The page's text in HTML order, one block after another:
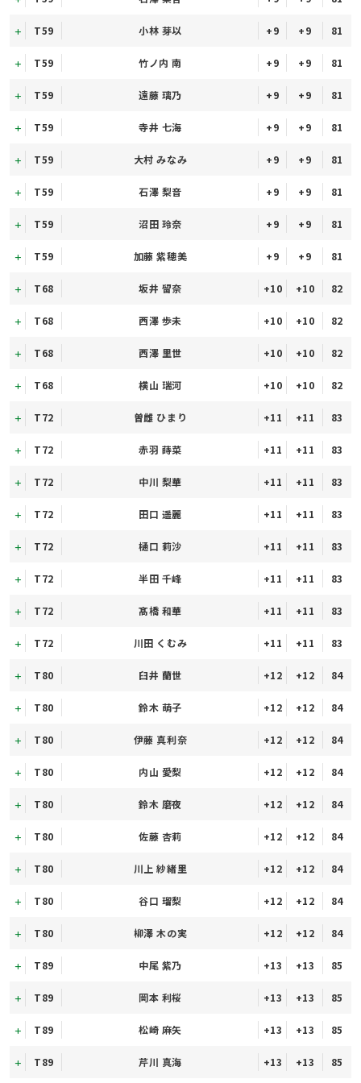
T59 小林 芽以 +9 +9 81
T59 竹ノ内 南 +9 +9 81
T59 遠藤 璃乃 +9 +9 81
T59 寺井 七海 +9 +9 81
T59 大村 みなみ +9 +9 81
T59 石澤 梨音 +9 +9 81
T59 沼田 玲奈 +9 +9 81
T59 加藤 紫穂美 +9 +9 81
T68 坂井 留奈 +10 +10 82
T68 西澤 歩未 +10 +10 82
T68 西澤 里世 +10 +10 82
T68 横山 瑞河 +10 +10 82
T72 曽雌 ひまり +11 +11 83
T72 赤羽 蒔菜 +11 +11 83
T72 中川 梨華 +11 +11 83
T72 田口 遥麗 +11 +11 83
T72 樋口 莉沙 +11 +11 83
T72 半田 千峰 +11 +11 83
T72 髙橋 和華 +11 +11 83
T72 川田 くむみ +11 +11 83
T80 臼井 蘭世 +12 +12 84
T80 鈴木 萌子 +12 +12 84
T80 伊藤 真利奈 +12 +12 84
T80 内山 愛梨 +12 +12 84
T80 鈴木 磨夜 +12 +12 84
T80 佐藤 杏莉 +12 +12 84
T80 川上 紗緒里 +12 +12 84
T80 谷口 瑠梨 +12 +12 84
T80 柳澤 木の実 +12 +12 84
T89 中尾 紫乃 +13 +13 85
T89 岡本 利桜 +13 +13 85
T89 松崎 麻矢 +13 +13 85
T89 芹川 真海 +13 +13 85